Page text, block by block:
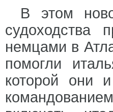
В этом
судоходства
немцами в
помогли
которой они